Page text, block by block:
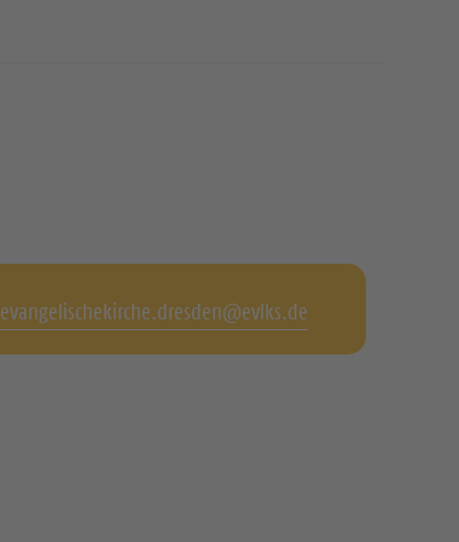
evangelischekirche.dresden@evlks.de